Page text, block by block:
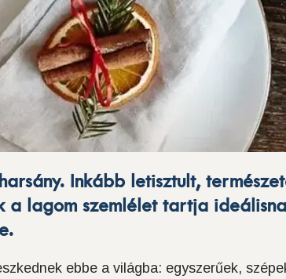
Inkább letisztult,
a lagom szemlélet tartja
ebbe a világba: egyszerűek,